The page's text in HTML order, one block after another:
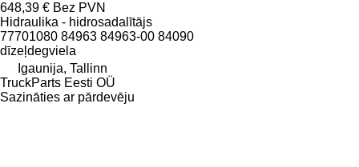
648,39 € Bez PVN
Hidraulika - hidrosadalītājs
77701080 84963 84963-00 84090
dīzeļdegviela
Igaunija, Tallinn
TruckParts Eesti OÜ
Sazināties ar pārdevēju